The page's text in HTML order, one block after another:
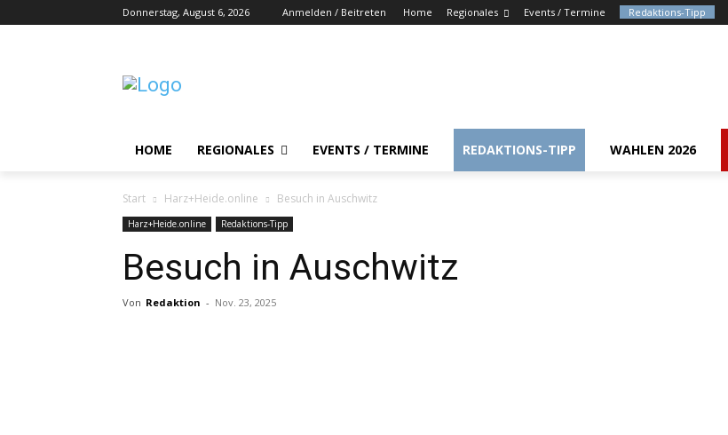
Donnerstag, August 6, 2026 Anmelden / Beitreten Home Regionales Events / Termine Redaktions-Tipp
HOME REGIONALES EVENTS / TERMINE REDAKTIONS-TIPP WAHLEN 2026
Start Harz+Heide.online Besuch in Auschwitz
Harz+Heide.online Redaktions-Tipp
Besuch in Auschwitz
Von Redaktion - Nov. 23, 2025